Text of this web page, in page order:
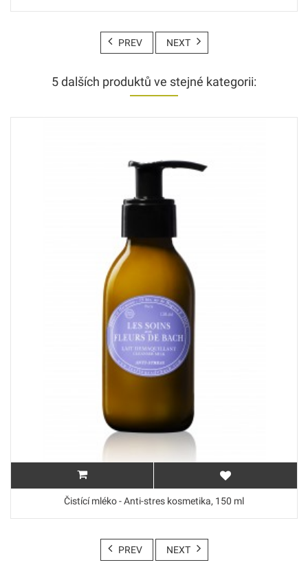
PREV NEXT
5 dalších produktů ve stejné kategorii:
Čistící mléko - Anti-stres kosmetika, 150 ml
PREV NEXT